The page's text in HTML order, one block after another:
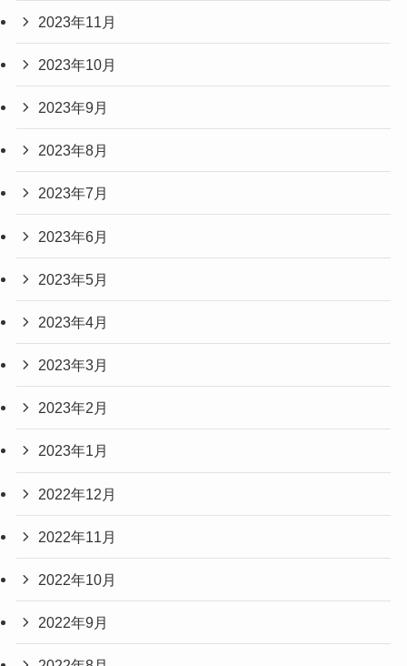
2023年11月
2023年10月
2023年9月
2023年8月
2023年7月
2023年6月
2023年5月
2023年4月
2023年3月
2023年2月
2023年1月
2022年12月
2022年11月
2022年10月
2022年9月